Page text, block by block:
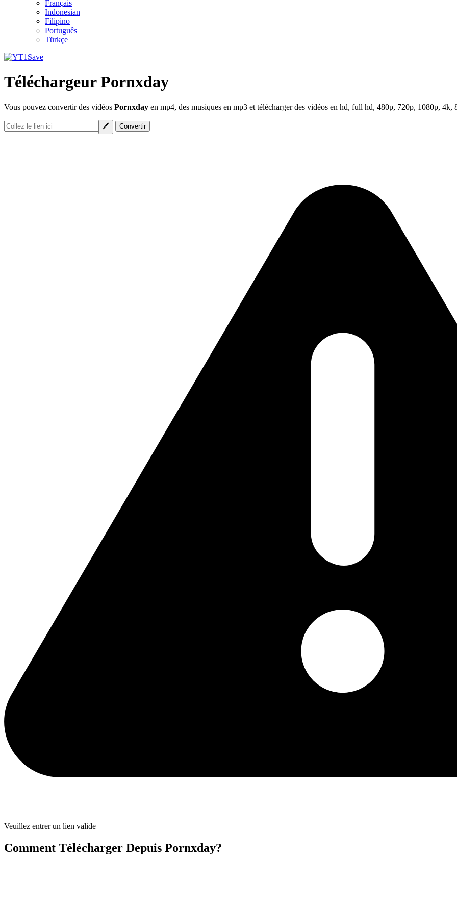
Français
Indonesian
Filipino
Português
Türkçe
Téléchargeur Pornxday
Vous pouvez convertir des vidéos Pornxday en mp4, des musiques en mp3 et télécharger des vidéos en hd, full hd, 480p, 720p, 1080p, 4k,
Veuillez entrer un lien valide
Comment Télécharger Depuis Pornxday?